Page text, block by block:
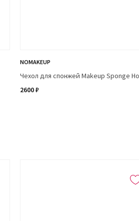
NOMAKEUP
Чехол для спонжей Makeup Sponge
2600 ₽